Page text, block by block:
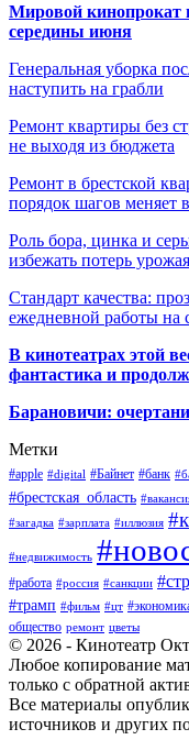
Мировой кинопрокат
середины июня
Генеральная уборка
наступить на грабли
Ремонт квартиры без
не выходя из бюджета
Ремонт в брестской
порядок шагов меняет
Роль бора, цинка и
избежать потерь урожая
Стандарт качества:
ежедневной работы на
В кинотеатрах этой
фантастика и
Барановичи:
Метки
#apple #digital #Байнет #банк
#брестская_область
#загадка #зарплата #иллюзия
#недвижимость
#работа #россия #санкции
#трамп #фильм #цт
общество ремонт цветы
© 2026 - Кинотеатр
Любое копирование
только с обратной
Все материалы
источников и других